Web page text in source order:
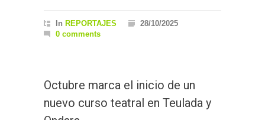
In REPORTAJES
28/10/2025
0 comments
Octubre marca el inicio de un
nuevo curso teatral en Teulada y